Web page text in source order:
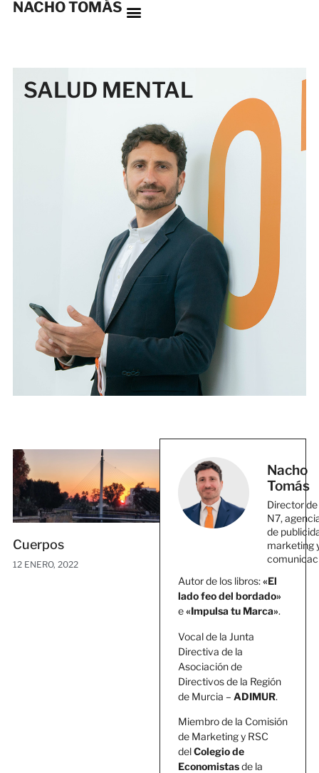
NACHO TOMÁS
SALUD MENTAL
Cuerpos
12 ENERO, 2022
Nacho
Tomás
Director de
N7,
de
marketing
Autor de los libros:«El
lado feo del bordado»
e«Impulsa tu Marca».
Vocal de la Junta
Directiva de la
Asociación de
Directivos de la Región
de Murcia – ADIMUR.
Miembro de la Comisión
de Marketing y RSC
delColegio de
Economistasde la